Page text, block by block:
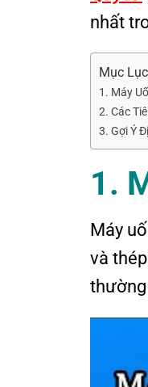
nhất
Mục Lục
1. Máy
2. Các
3. Gợi Ý
1.
Máy
và